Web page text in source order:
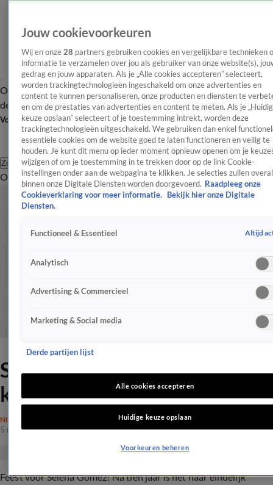
OverzichtAfleveringen Entertainment TV Algemeen
Tip
de redactieNieuwsbrief
Volg Shownieuws
Zoeken
OverzichtEntertainmentSpraakmakendRealityCrimeVideo's
Selena Gomez eindelijk aan
kop in Amerikaanse hitlijst
NIEUWS
5 nov 2019, 11:30
Feest voor Selena Gomez! Na tien jaar is het haar eindelijk
Jouw cookievoorkeuren
Wij en onze 28 partners gebruiken cookies en vergelijkbare technieken
informatie te verzamelen over jou als gebruiker van onze website(s),
gedrag en jouw apparaten. Als je „Alle cookies accepteren” selecteert,
worden trackingtechnologieën ingeschakeld om onze advertenties en
content te kunnen personaliseren, onze producten en diensten te
en om de prestaties van advertenties en content te meten. Als je
keuze opslaan” selecteert of je toestemming intrekt, worden deze
trackingtechnologieën uitgeschakeld. We gebruiken dan enkel
essentiële cookies om de website goed te laten functioneren en veilig te
houden. Je kunt dit menu op ieder moment opnieuw openen om je
wijzigen of om je toestemming in te trekken door op de link Cookie-
instellingen onder aan de webpagina te klikken. Je selecties zullen overal
binnen onze Digitale Diensten worden doorgevoerd. Raadpleeg onze
Cookieverklaring voor meer informatie.
Bekijk hier onze Digitale
Diensten.
Functioneel & Essentieel Altijd
Analytisch
Advertising & Commercieel
Marketing & Social media
Derde partijen lijst
Alle cookies accepteren
Huidige keuze opslaan
Voorkeuren beheren